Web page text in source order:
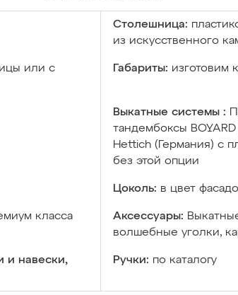
Столешница:
из искусственного
или с
Габариты: изготовим
Выкатные системы :
тандембоксы
Hettich (Германия) с
без этой опции
Цоколь: в цвет
класса
Аксессуары:
волшебные уголки,
и навески,
Ручки: по каталогу